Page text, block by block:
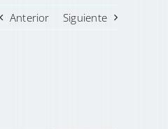
Anterior Siguiente